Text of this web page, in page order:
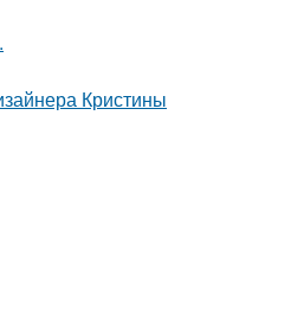
Кристины